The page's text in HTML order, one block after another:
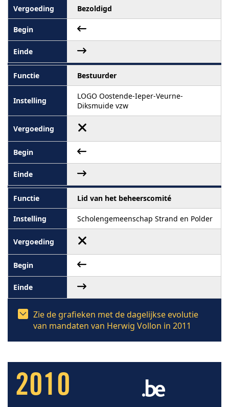
Bezoldigd
Bestuurder
LOGO Oostende-Ieper-Veurne-
Diksmuide vzw
Lid van het beheerscomité
Scholengemeenschap Strand en Polder
Zie de grafieken met de dagelijkse evolutie
van mandaten van Herwig Vollon in 2011
2010